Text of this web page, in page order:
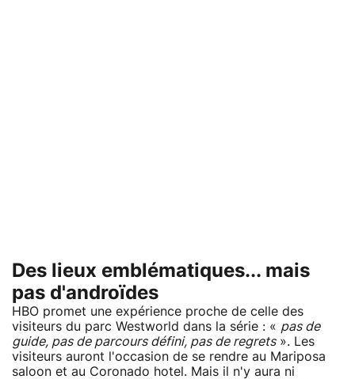
Des lieux emblématiques... mais
pas d'androïdes
HBO promet une expérience proche de celle des
visiteurs du parc Westworld dans la série : « pas de
guide, pas de parcours défini, pas de regrets». Les
visiteurs auront l'occasion de se rendre au Mariposa
saloon et au Coronado hotel. Mais il n'y aura ni